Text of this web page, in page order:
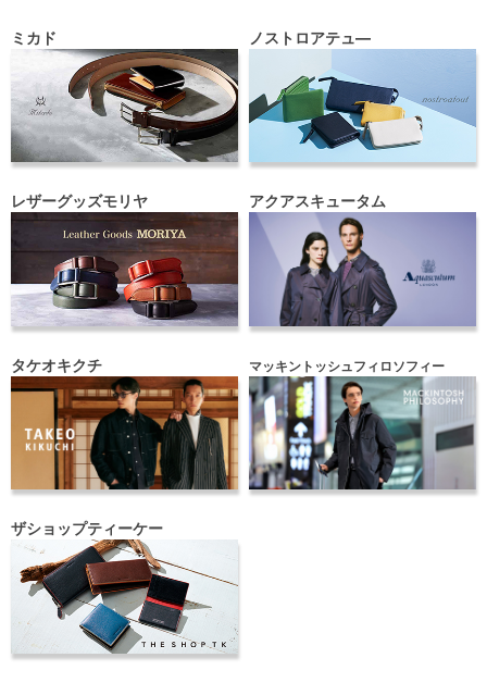
ミカド ノストロアテュ―
レザーグッズモリヤ アクアスキュータム
タケオキクチ マッキントッシュフィロソフィー
ザショップティーケー